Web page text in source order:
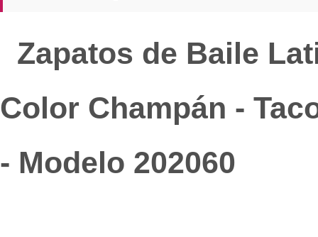
Zapatos de Baile
Color Champán -
- Modelo 202060